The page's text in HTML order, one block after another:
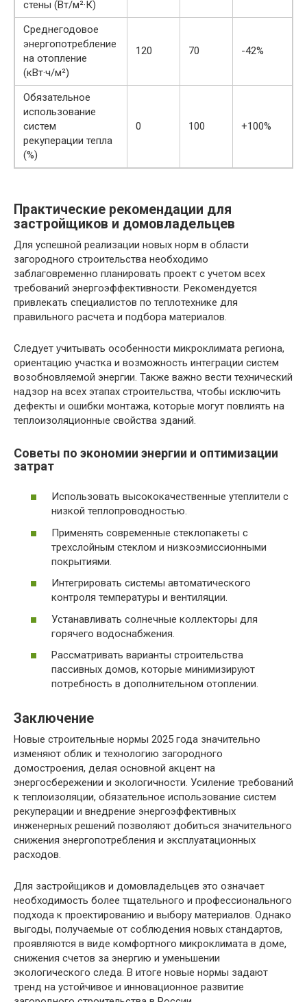
стены (Вт/м²·К)
Среднегодовое
энергопотребление
на отопление
(кВт·ч/м²)
120 70 -42%
Обязательное
использование
систем
рекуперации тепла
(%)
0 100 +100%
Практические рекомендации для
застройщиков и домовладельцев
Для успешной реализации новых норм в области
загородного строительства необходимо
заблаговременно планировать проект с учетом всех
требований энергоэффективности. Рекомендуется
привлекать специалистов по теплотехнике для
правильного расчета и подбора материалов.
Следует учитывать особенности микроклимата региона,
ориентацию участка и возможность интеграции систем
возобновляемой энергии. Также важно вести технический
надзор на всех этапах строительства, чтобы исключить
дефекты и ошибки монтажа, которые могут повлиять на
теплоизоляционные свойства зданий.
Советы по экономии энергии и оптимизации
затрат
Использовать высококачественные утеплители с
низкой теплопроводностью.
Применять современные стеклопакеты с
трехслойным стеклом и низкоэмиссионными
покрытиями.
Интегрировать системы автоматического
контроля температуры и вентиляции.
Устанавливать солнечные коллекторы для
горячего водоснабжения.
Рассматривать варианты строительства
пассивных домов, которые минимизируют
потребность в дополнительном отоплении.
Заключение
Новые строительные нормы 2025 года значительно
изменяют облик и технологию загородного
домостроения, делая основной акцент на
энергосбережении и экологичности. Усиление требований
к теплоизоляции, обязательное использование систем
рекуперации и внедрение энергоэффективных
инженерных решений позволяют добиться значительного
снижения энергопотребления и эксплуатационных
расходов.
Для застройщиков и домовладельцев это означает
необходимость более тщательного и профессионального
подхода к проектированию и выбору материалов. Однако
выгоды, получаемые от соблюдения новых стандартов,
проявляются в виде комфортного микроклимата в доме,
снижения счетов за энергию и уменьшении
экологического следа. В итоге новые нормы задают
тренд на устойчивое и инновационное развитие